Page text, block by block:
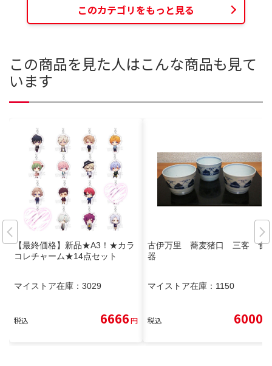
このカテゴリをもっと見る
この商品を見た人はこんな商品も見て
います
【最終価格】新品★A3！★カラ
コレチャーム★14点セット
マイストア在庫： 3029
税込 6666円
古伊万里 蕎麦猪口 三客 食
器
マイストア在庫： 1150
税込 6000